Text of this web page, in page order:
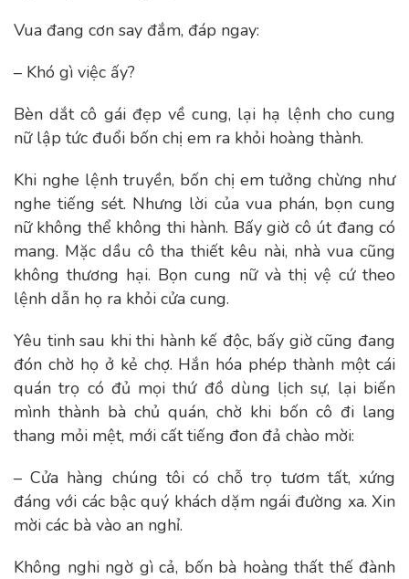
Vua đang cơn say đắm, đáp ngay:
– Khó gì việc ấy?
Bèn dắt cô gái đẹp về cung, lại hạ lệnh cho cung
nữ lập tức đuổi bốn chị em ra khỏi hoàng thành.
Khi nghe lệnh truyền, bốn chị em tưởng chừng như
nghe tiếng sét. Nhưng lời của vua phán, bọn cung
nữ không thể không thi hành. Bấy giờ cô út đang có
mang. Mặc dầu cô tha thiết kêu nài, nhà vua cũng
không thương hại. Bọn cung nữ và thị vệ cứ theo
lệnh dẫn họ ra khỏi cửa cung.
Yêu tinh sau khi thi hành kế độc, bấy giờ cũng đang
đón chờ họ ở kẻ chợ. Hắn hóa phép thành một cái
quán trọ có đủ mọi thứ đồ dùng lịch sự, lại biến
mình thành bà chủ quán, chờ khi bốn cô đi lang
thang mỏi mệt, mới cất tiếng đon đả chào mời:
– Cửa hàng chúng tôi có chỗ trọ tươm tất, xứng
đáng với các bậc quý khách dặm ngái đường xa. Xin
mời các bà vào an nghỉ.
Không nghi ngờ gì cả, bốn bà hoàng thất thế đành